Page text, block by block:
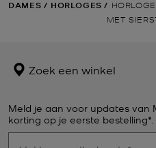
DAMES / HORLOGES /
MET
Zoek een winkel
Meld je aan voor updates van
korting op je eerste bestelling*.